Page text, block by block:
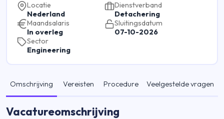
Omschrijving Vereisten Procedure Veelgestelde vragen
Vacatureomschrijving
Locatie
Nederland
Dienstverband
Detachering
Maandsalaris
In overleg
Sluitingsdatum
07-10-2026
Sector
Engineering